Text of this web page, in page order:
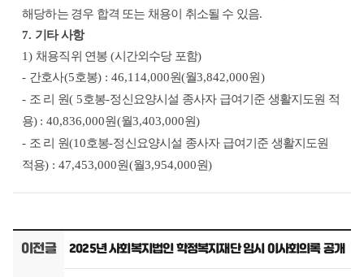
해당하는 경우 합격 또는 채용이 취소될 수 있음.
7. 기타 사항
1) 채용직위 연봉 (시간외수당 포함)
- 간호사(5호봉) : 46,114,000원(월3,842,000원)
- 조 리 원( 5호봉-정신요양시설 종사자 급여기준 생활지도원 적
용) : 40,836,000원(월3,403,000원)
- 조 리 원(10호봉-정신요양시설 종사자 급여기준 생활지도원
적용) : 47,453,000원(월3,954,000원)
이전글 2025년 사회복지법인 학정복지재단 임시 이사회의록 공개